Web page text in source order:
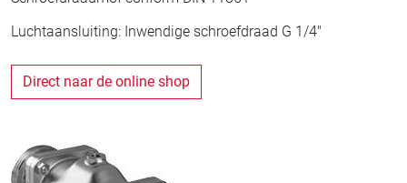
Luchtaansluiting: Inwendige schroefdraad G 1/4"
Direct naar de online shop